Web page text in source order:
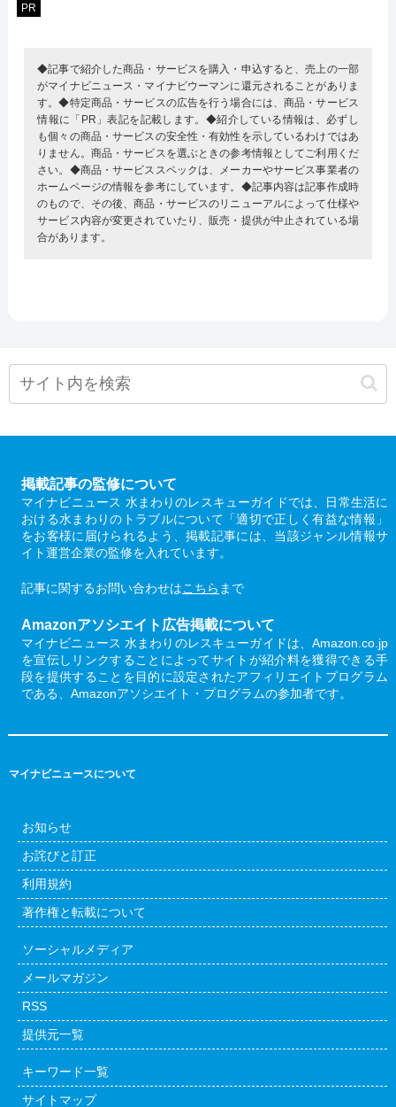
PR
◆記事で紹介した商品・サービスを購入・申込すると、売上の一部
がマイナビニュース・マイナビウーマンに還元されることがありま
す。◆特定商品・サービスの広告を行う場合には、商品・サービス
情報に「PR」表記を記載します。◆紹介している情報は、必ずし
も個々の商品・サービスの安全性・有効性を示しているわけではあ
りません。商品・サービスを選ぶときの参考情報としてご利用くだ
さい。◆商品・サービススペックは、メーカーやサービス事業者の
ホームページの情報を参考にしています。◆記事内容は記事作成時
のもので、その後、商品・サービスのリニューアルによって仕様や
サービス内容が変更されていたり、販売・提供が中止されている場
合があります。
掲載記事の監修について
マイナビニュース 水まわりのレスキューガイドでは、日常生活に
おける水まわりのトラブルについて「適切で正しく有益な情報」
をお客様に届けられるよう、掲載記事には、当該ジャンル情報サ
イト運営企業の監修を入れています。
記事に関するお問い合わせはこちら まで
Amazonアソシエイト広告掲載について
マイナビニュース 水まわりのレスキューガイドは、Amazon.co.jp
を宣伝しリンクすることによってサイトが紹介料を獲得できる手
段を提供することを目的に設定されたアフィリエイトプログラム
である、Amazonアソシエイト・プログラムの参加者です。
マイナビニュースについて
お知らせ
お詫びと訂正
利用規約
著作権と転載について
ソーシャルメディア
メールマガジン
RSS
提供元一覧
キーワード一覧
サイトマップ